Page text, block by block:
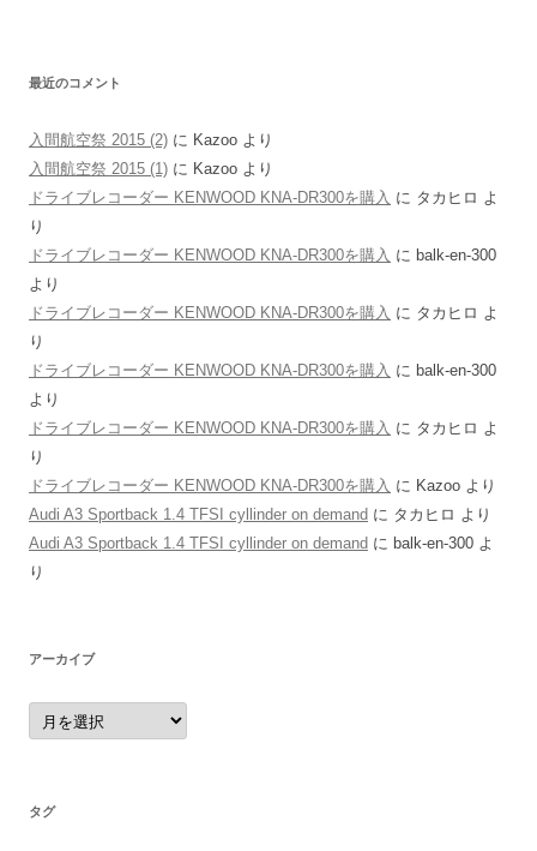
最近のコメント
入間航空祭 2015 (2) に Kazoo より
入間航空祭 2015 (1) に Kazoo より
ドライブレコーダー KENWOOD KNA-DR300を購入 に タカヒロ よ
り
ドライブレコーダー KENWOOD KNA-DR300を購入 に balk-en-300
より
ドライブレコーダー KENWOOD KNA-DR300を購入 に タカヒロ よ
り
ドライブレコーダー KENWOOD KNA-DR300を購入 に balk-en-300
より
ドライブレコーダー KENWOOD KNA-DR300を購入 に タカヒロ よ
り
ドライブレコーダー KENWOOD KNA-DR300を購入 に Kazoo より
Audi A3 Sportback 1.4 TFSI cyllinder on demand に タカヒロ より
Audi A3 Sportback 1.4 TFSI cyllinder on demand に balk-en-300 よ
り
アーカイブ
ア
ー
カ
タグ